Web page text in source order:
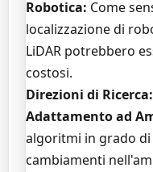
Robotica: Come
localizzazione di
LiDAR potrebbero
costosi.
Direzioni di Ricerca:
Adattamento ad
algoritmi in grado
cambiamenti